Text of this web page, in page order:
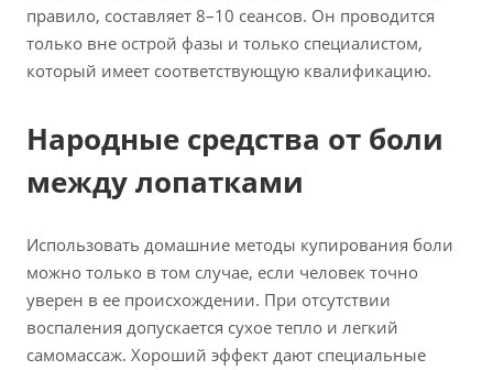
правило, составляет 8–10 сеансов. Он проводится
только вне острой фазы и только специалистом,
который имеет соответствующую квалификацию.
Народные средства от боли
между лопатками
Использовать домашние методы купирования боли
можно только в том случае, если человек точно
уверен в ее происхождении. При отсутствии
воспаления допускается сухое тепло и легкий
самомассаж. Хороший эффект дают специальные